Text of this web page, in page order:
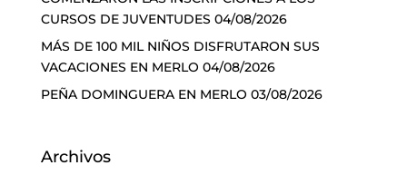
CURSOS DE JUVENTUDES 04/08/2026
MÁS DE 100 MIL NIÑOS DISFRUTARON SUS
VACACIONES EN MERLO 04/08/2026
PEÑA DOMINGUERA EN MERLO 03/08/2026
Archivos